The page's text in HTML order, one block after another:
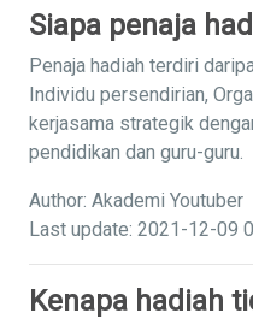
Siapa penaja
Penaja hadiah terdiri
Individu persendirian,
kerjasama strategik
pendidikan dan guru-guru.
Author: Akademi Youtuber
Last update: 2021-12-09
Kenapa hadiah